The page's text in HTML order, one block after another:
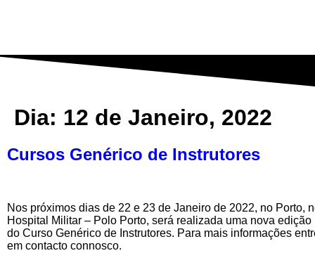
Dia: 12 de Janeiro, 2022
Cursos Genérico de Instrutores
Nos próximos dias de 22 e 23 de Janeiro de 2022, no Porto,
Hospital Militar – Polo Porto, será realizada uma nova edição
do Curso Genérico de Instrutores. Para mais informações
em contacto connosco.